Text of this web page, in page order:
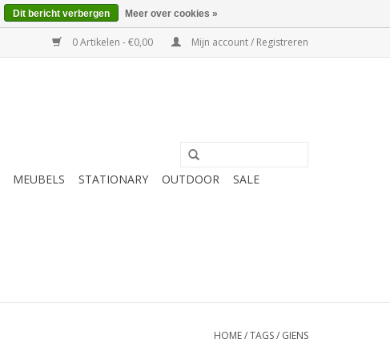
0 Artikelen - €0,00 Mijn account / Registreren
MEUBELS STATIONARY OUTDOOR
SALE
HOME/TAGS/ GIENS
Dit bericht verbergen Meer over cookies »